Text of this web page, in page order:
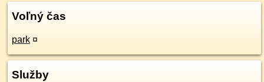
Voľný čas
park ¤
Služby